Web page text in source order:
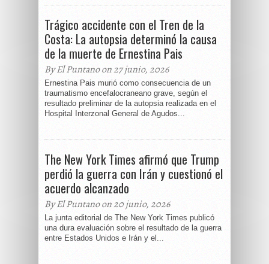
Trágico accidente con el Tren de la
Costa: La autopsia determinó la causa
de la muerte de Ernestina Pais
By El Puntano on 27 junio, 2026
Ernestina Pais murió como consecuencia de un
traumatismo encefalocraneano grave, según el
resultado preliminar de la autopsia realizada en el
Hospital Interzonal General de Agudos...
The New York Times afirmó que Trump
perdió la guerra con Irán y cuestionó el
acuerdo alcanzado
By El Puntano on 20 junio, 2026
La junta editorial de The New York Times publicó
una dura evaluación sobre el resultado de la guerra
entre Estados Unidos e Irán y el...